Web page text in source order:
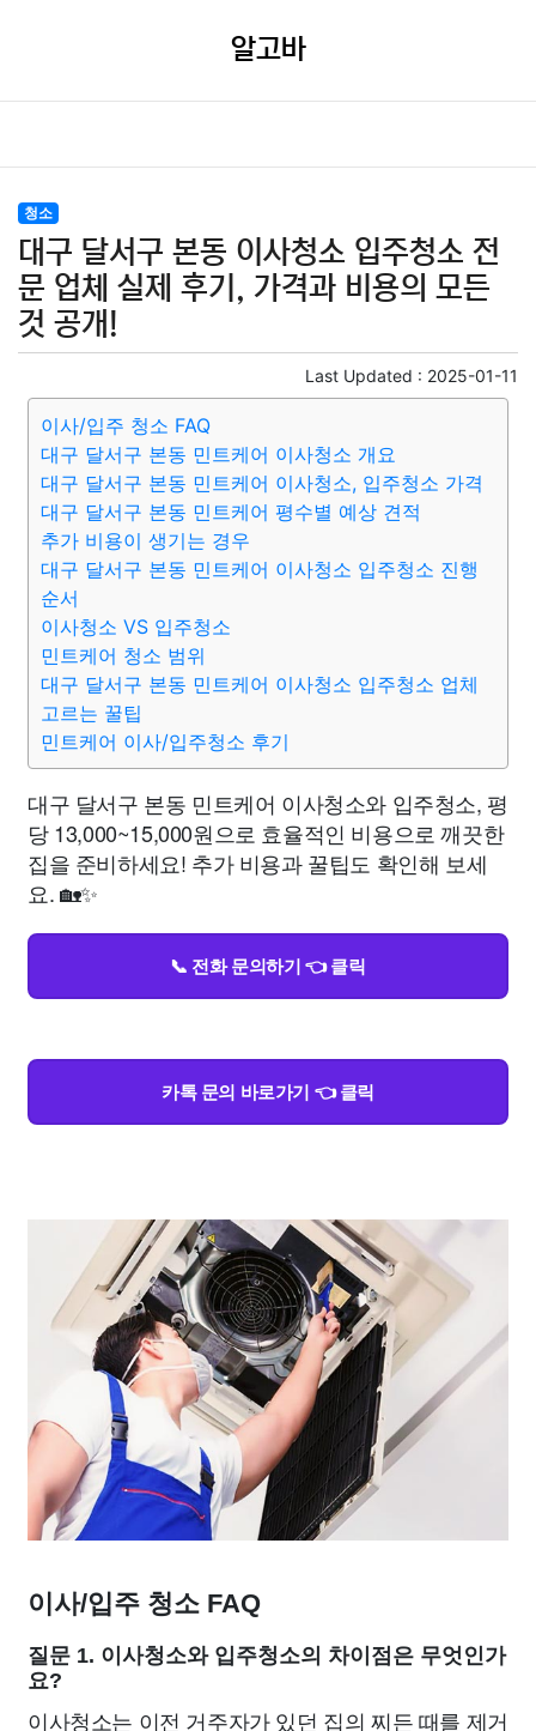
알고바
청소
대구 달서구 본동 이사청소 입주청소 전
문 업체 실제 후기, 가격과 비용의 모든
것 공개!
Last Updated : 2025-01-11
이사/입주 청소 FAQ
대구 달서구 본동 민트케어 이사청소 개요
대구 달서구 본동 민트케어 이사청소, 입주청소 가격
대구 달서구 본동 민트케어 평수별 예상 견적
추가 비용이 생기는 경우
대구 달서구 본동 민트케어 이사청소 입주청소 진행
순서
이사청소 VS 입주청소
민트케어 청소 범위
대구 달서구 본동 민트케어 이사청소 입주청소 업체
고르는 꿀팁
민트케어 이사/입주청소 후기
대구 달서구 본동 민트케어 이사청소와 입주청소, 평
당 13,000~15,000원으로 효율적인 비용으로 깨끗한
집을 준비하세요! 추가 비용과 꿀팁도 확인해 보세
요. 🏡✨
📞 전화 문의하기 👈 클릭
카톡 문의 바로가기 👈 클릭
이사/입주 청소 FAQ
질문 1. 이사청소와 입주청소의 차이점은 무엇인가
요?
이사청소는 이전 거주자가 있던 집의 찌든 때를 제거